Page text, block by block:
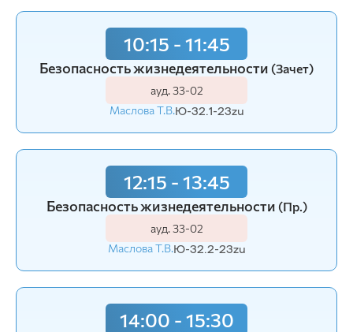
10:15 - 11:45
Безопасность жизнедеятельности (Зачет)
ауд. З3-02
Маслова Т.В.Ю-32.1-23zu
12:15 - 13:45
Безопасность жизнедеятельности (Пр.)
ауд. З3-02
Маслова Т.В.Ю-32.2-23zu
14:00 - 15:30